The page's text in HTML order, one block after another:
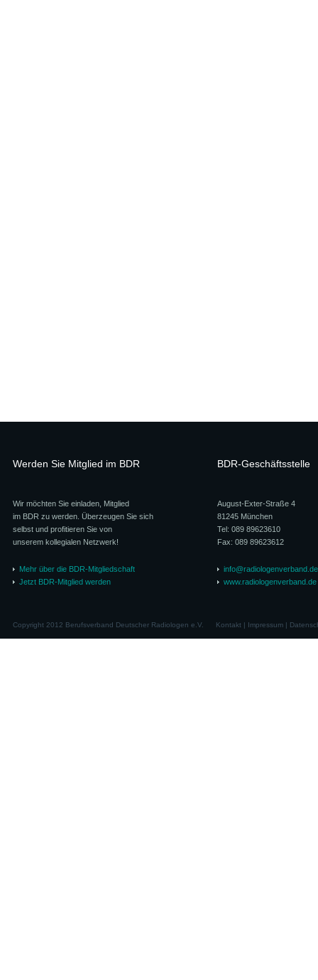
Werden Sie Mitglied im BDR
Wir möchten Sie einladen, Mitglied
im BDR zu werden. Überzeugen Sie sich
selbst und profitieren Sie von
unserem kollegialen Netzwerk!
Mehr über die BDR-Mitgliedschaft
Jetzt BDR-Mitglied werden
BDR-Geschäftsstelle
August-Exter-Straße 4
81245 München
Tel: 089 89623610
Fax: 089 89623612
info@radiologenverband.de
www.radiologenverband.de
Copyright 2012 Berufsverband Deutscher Radiologen e.V. Kontakt| Impressum|